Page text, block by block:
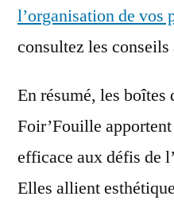
l’organisation de vos
consultez les conseils
En résumé, les boîtes
Foir’Fouille
efficace aux défis de
Elles allient